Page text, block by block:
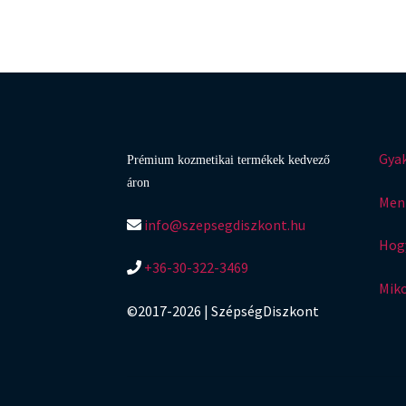
Prémium kozmetikai termékek kedvező
áron
info@szepsegdiszkont.hu
+36-30-322-3469
©2017-2026 | SzépségDiszkont